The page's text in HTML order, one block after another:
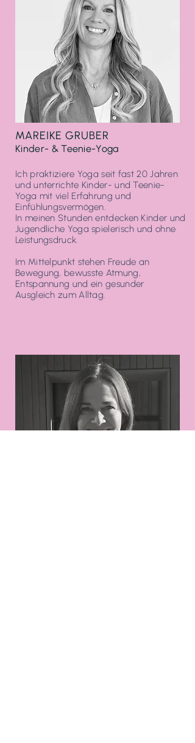
MAREIKE GRUBER
Kinder- & Teenie-Yoga
Ich praktiziere Yoga seit fast 20 Jahren
und unterrichte Kinder- und Teenie-
Yoga mit viel Erfahrung und
Einfühlungsvermögen.
In meinen Stunden entdecken Kinder und
Jugendliche Yoga spielerisch und ohne
Leistungsdruck.
Im Mittelpunkt stehen Freude an
Bewegung, bewusste Atmung,
Entspannung und ein gesunder
Ausgleich zum Alltag.